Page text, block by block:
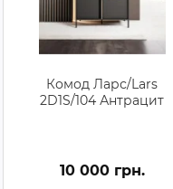
Комод Ларс/Lars
2D1S/104 Антрацит
10 000 грн.